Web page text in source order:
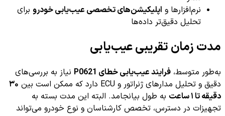
نرم‌افزارها و اپلیکیشن‌های تخصصی عیب‌یابی خودرو برای
تحلیل دقیق‌تر داده‌ها
مدت زمان تقریبی عیب‌یابی
به‌طور متوسط، فرایند عیب‌یابی خطای P0621
نیاز به بررسی‌های
دقیق و تحلیل مدارهای ژنراتور و ECU دارد که ممکن است بین
۳۰
دقیقه تا ۱ ساعت
به طول بیانجامد. البته این مدت بسته به
تجهیزات در دسترس، تخصص کارشناسان و نوع خودرو می‌تواند